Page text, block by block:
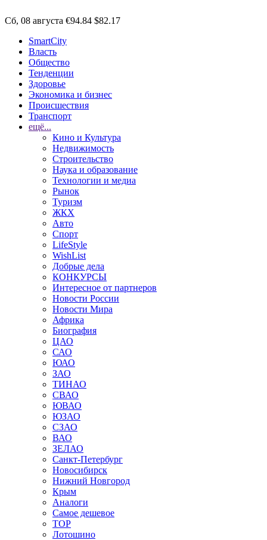
Сб, 08 августа €94.84 $82.17
SmartCity
Власть
Общество
Тенденции
Здоровье
Экономика и бизнес
Происшествия
Транспорт
ещё...
Кино и Культура
Недвижимость
Строительство
Наука и образование
Технологии и медиа
Рынок
Туризм
ЖКХ
Авто
Спорт
LifeStyle
WishList
Добрые дела
КОНКУРСЫ
Интересное от партнеров
Новости России
Новости Мира
Африка
Биография
ЦАО
САО
ЮАО
ЗАО
ТИНАО
СВАО
ЮВАО
ЮЗАО
СЗАО
ВАО
ЗЕЛАО
Санкт-Петербург
Новосибирск
Нижний Новгород
Крым
Аналоги
Самое дешевое
TOP
Лотошино